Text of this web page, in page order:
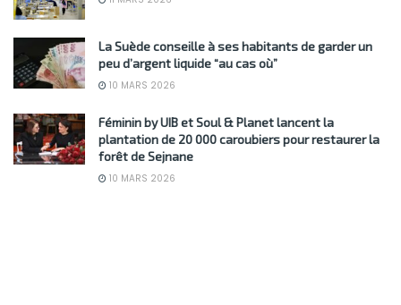
La Suède conseille à ses habitants de garder un
peu d’argent liquide “au cas où”
10 MARS 2026
Féminin by UIB et Soul & Planet lancent la
plantation de 20 000 caroubiers pour restaurer la
forêt de Sejnane
10 MARS 2026